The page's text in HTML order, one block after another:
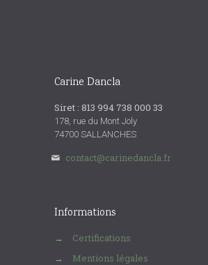
Carine Dancla
Siret : 813 994 738 000 33
178, rue du Mont Joly
74700 SALLANCHES
contact@carinedancla.fr
Informations
→ Certifications
→ Mentions légales